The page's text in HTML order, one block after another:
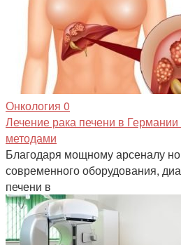
Онкология 0
Лечение рака печени в
методами
Благодаря мощному арсеналу
современного оборудования,
печени в